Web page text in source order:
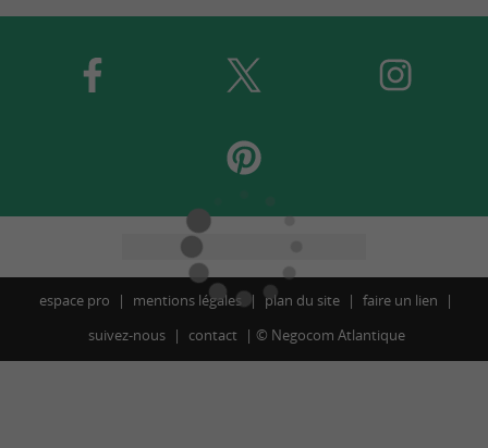
espace pro mentions légales plan du site
faire un lien
suivez-nous
contact © Negocom Atlantique